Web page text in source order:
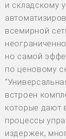
и складскому
всемирной
но самой
по ценовому
встроен
которые дают
процессы
издержек,